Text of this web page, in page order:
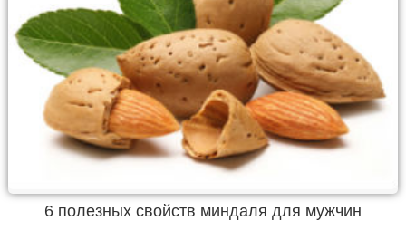
6 полезных свойств миндаля для мужчин